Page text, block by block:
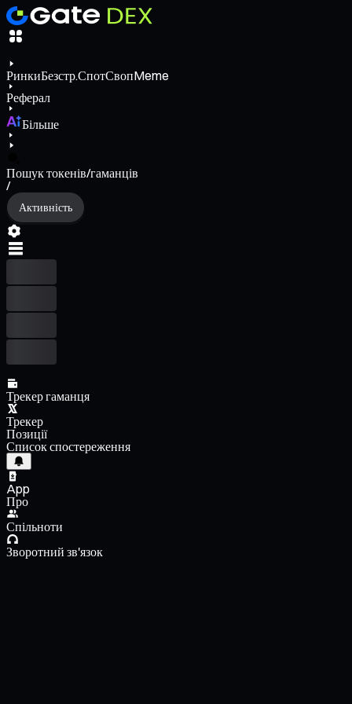
РинкиБезстр.СпотСвопMeme
Реферал
Більше
Пошук токенів/гаманців
/
Активність
Трекер гаманця
Трекер
Позиції
Список спостереження
App
Про
Спільноти
Зворотний зв'язок